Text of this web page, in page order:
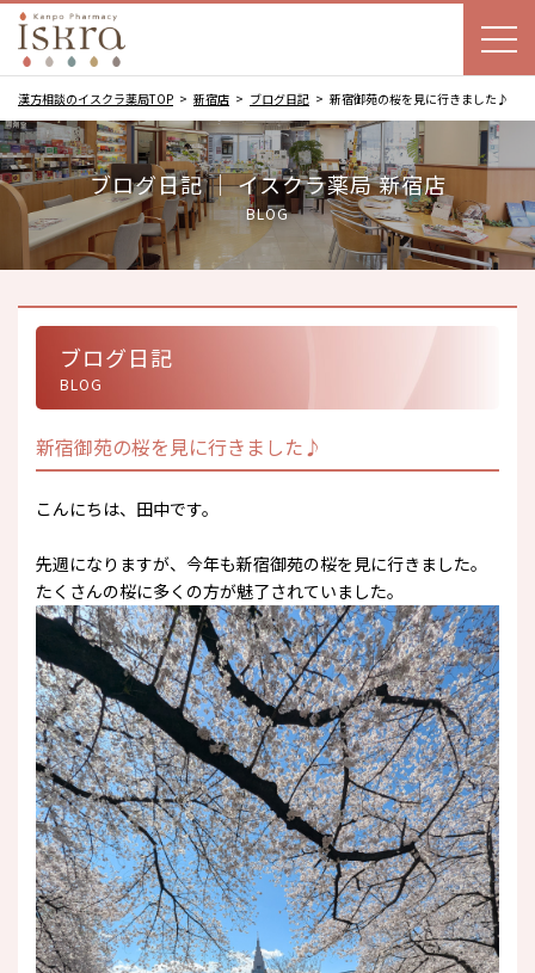
漢方相談のイスクラ薬局TOP 新宿店 ブログ日記 新宿御苑の桜を見に行きました♪
ブログ日記 ｜ イスクラ薬局 新宿店
BLOG
ブログ日記
BLOG
新宿御苑の桜を見に行きました♪
こんにちは、田中です。
先週になりますが、今年も新宿御苑の桜を見に行きました。
たくさんの桜に多くの方が魅了されていました。